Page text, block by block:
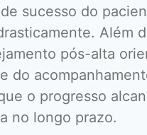
sucesso do
Além
pós-alta
do
o progresso
no longo prazo.